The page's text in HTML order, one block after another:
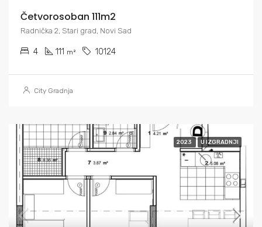
Četvorosoban 111m2
Radnička 2, Stari grad, Novi Sad
4 111 m² 10124
City Gradnja
2023 U IZGRADNJI